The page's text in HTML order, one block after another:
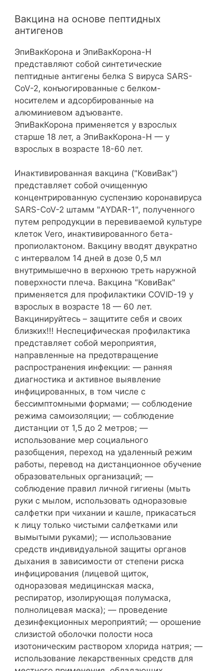
Вакцина на основе пептидных
антигенов
ЭпиВакКорона и ЭпиВакКорона-Н
представляют собой синтетические
пептидные антигены белка S вируса SARS-
CoV-2, конъюгированные с белком-
носителем и адсорбированные на
алюминиевом адъюванте.
ЭпиВакКорона применяется у взрослых
старше 18 лет, а ЭпиВакКорона-Н — у
взрослых в возрасте 18-60 лет.
Инактивированная вакцина ("КовиВак")
представляет собой очищенную
концентрированную суспензию коронавируса
SARS-CoV-2 штамм "AYDAR-1", полученного
путем репродукции в перевиваемой культуре
клеток Vero, инактивированного бета-
пропиолактоном. Вакцину вводят двукратно
с интервалом 14 дней в дозе 0,5 мл
внутримышечно в верхнюю треть наружной
поверхности плеча. Вакцина "КовиВак"
применяется для профилактики COVID-19 у
взрослых в возрасте 18 — 60 лет.
Вакцинируйтесь – защитите себя и своих
близких!!! Неспецифическая профилактика
представляет собой мероприятия,
направленные на предотвращение
распространения инфекции: — ранняя
диагностика и активное выявление
инфицированных, в том числе с
бессимптомными формами; — соблюдение
режима самоизоляции; — соблюдение
дистанции от 1,5 до 2 метров; —
использование мер социального
разобщения, переход на удаленный режим
работы, перевод на дистанционное обучение
образовательных организаций; —
соблюдение правил личной гигиены (мыть
руки с мылом, использовать одноразовые
салфетки при чихании и кашле, прикасаться
к лицу только чистыми салфетками или
вымытыми руками); — использование
средств индивидуальной защиты органов
дыхания в зависимости от степени риска
инфицирования (лицевой щиток,
одноразовая медицинская маска,
респиратор, изолирующая полумаска,
полнолицевая маска); — проведение
дезинфекционных мероприятий; — орошение
слизистой оболочки полости носа
изотоническим раствором хлорида натрия; —
использование лекарственных средств для